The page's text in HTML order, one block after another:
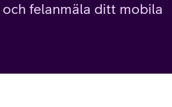
Laddningscheck
felanmäla ditt mobila